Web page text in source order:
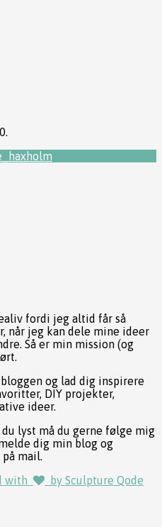
fordi jeg altid får så
når jeg kan dele mine ideer
Så er min mission (og
og lad dig inspirere
DIY projekter,
ideer.
lyst må du gerne følge mig
dig min blog og
mail.
with by Sculpture Qode